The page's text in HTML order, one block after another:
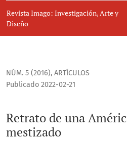
Revista Imago: Investigación, Arte y
Diseño
NÚM. 5 (2016), ARTÍCULOS
Retrato de una
mestizado
Publicado 2022-02-21